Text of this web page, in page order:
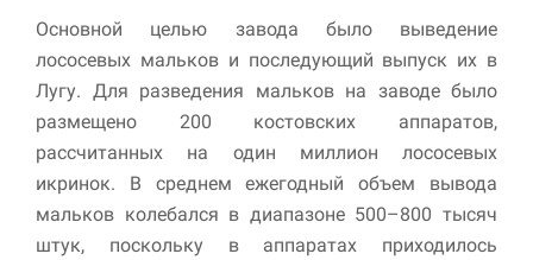
Основной целью завода было выведение
лососевых мальков и последующий выпуск их в
Лугу. Для разведения мальков на заводе было
размещено 200 костовских аппаратов,
рассчитанных на один миллион лососевых
икринок. В среднем ежегодный объем вывода
мальков колебался в диапазоне 500–800 тысяч
штук, поскольку в аппаратах приходилось